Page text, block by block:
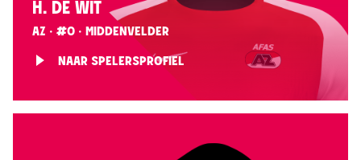
H. DE WIT
AZ · #0 · MIDDENVELDER
NAAR SPELERSPROFIEL